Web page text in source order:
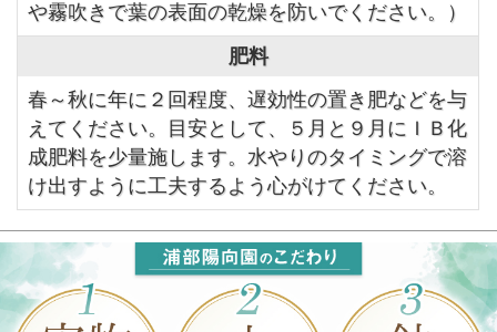
や霧吹きで葉の表面の乾燥を防いでください。）
肥料
春～秋に年に２回程度、遅効性の置き肥などを与
えてください。目安として、５月と９月にＩＢ化
成肥料を少量施します。水やりのタイミングで溶
け出すように工夫するよう心がけてください。